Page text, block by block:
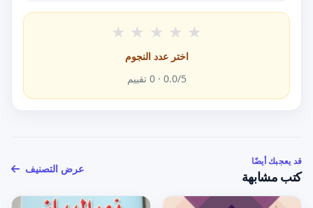
★ ★ ★ ★ ★
اختر عدد النجوم
0.0/5 ·
0 تقييم
قد يعجبك أيضًا
كتب مشابهة
عرض التصنيف